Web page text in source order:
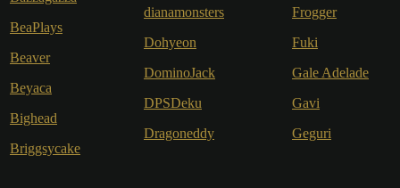
BeaPlays
Beaver
Beyaca
Bighead
Briggsycake
dianamonsters
Dohyeon
DominoJack
DPSDeku
Dragoneddy
Frogger
Fuki
Gale Adelade
Gavi
Geguri